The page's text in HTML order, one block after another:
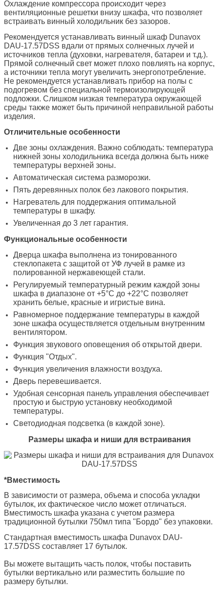
Охлаждение компрессора происходит через
вентиляционные решетки внизу шкафа, что позволяет
встраивать винный холодильник без зазоров.
Рекомендуется устанавливать винный шкаф Dunavox
DAU-17.57DSS вдали от прямых солнечных лучей и
источников тепла (духовки, нагревателя, батареи и т.д.).
Прямой солнечный свет может плохо повлиять на корпус,
а источники тепла могут увеличить энергопотребление.
Не рекомендуется устанавливать прибор на полы с
подогревом без специальной термоизолирующей
подложки. Слишком низкая температура окружающей
среды также может быть причиной неправильной работы
изделия.
Отличительные особенности
Две зоны охлаждения. Важно соблюдать: температура
нижней зоны холодильника всегда должна быть ниже
температуры верхней зоны.
Автоматическая система разморозки.
Пять деревянных полок без лакового покрытия.
Нагреватель для поддержания оптимальной
температуры в шкафу.
Увеличенная до 3 лет гарантия.
Функциональные особенности
Дверца шкафа выполнена из тонированного
стеклопакета с защитой от УФ лучей в рамке из
полированной нержавеющей стали.
Регулируемый температурный режим каждой зоны
шкафа в диапазоне от +5°C до +22°C позволяет
хранить белые, красные и игристые вина.
Равномерное поддержание температуры в каждой
зоне шкафа осуществляется отдельным внутренним
вентилятором.
Функция звукового оповещения об открытой двери.
Функция "Отдых".
Функция увеличения влажности воздуха.
Дверь перевешивается.
Удобная сенсорная панель управления обеспечивает
простую и быструю установку необходимой
температуры.
Светодиодная подсветка (в каждой зоне).
Размеры шкафа и ниши для встраивания
*Вместимость
В зависимости от размера, объема и способа укладки
бутылок, их фактическое число может отличаться.
Вместимость шкафа указана с учетом размера
традиционной бутылки 750мл типа "Бордо" без упаковки.
Стандартная вместимость шкафа Dunavox DAU-
17.57DSS составляет 17 бутылок.
Вы можете вытащить часть полок, чтобы поставить
бутылки вертикально или разместить большие по
размеру бутылки.